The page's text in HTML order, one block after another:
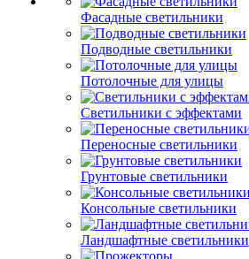
Фасадные светильники
Подводные светильники
Потолочные для улицы
Светильники с эффектами
Переносные светильники
Грунтовые светильники
Консольные светильники
Ландшафтные светильники